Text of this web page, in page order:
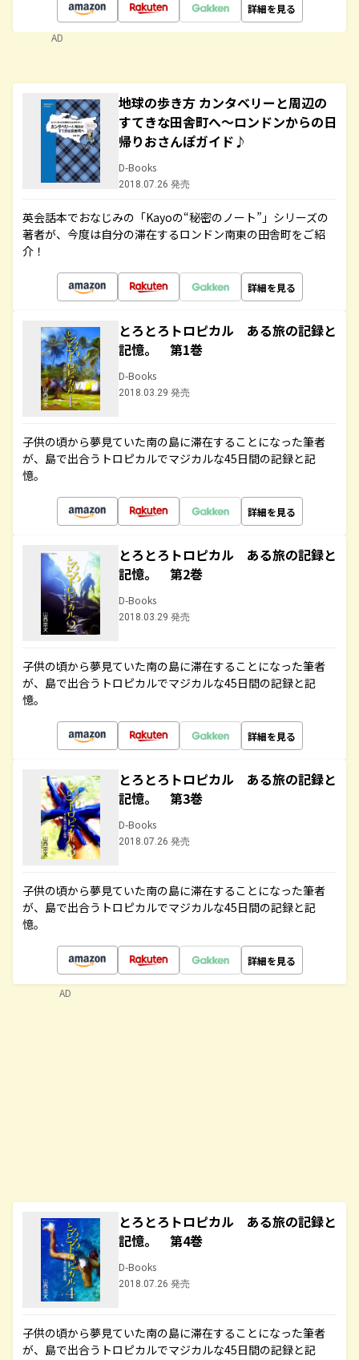
詳細を見る
AD
地球の歩き方 カンタベリーと周辺の
すてきな田舎町へ～ロンドンからの日
帰りおさんぽガイド♪
D-Books
2018.07.26 発売
英会話本でおなじみの「Kayoの“秘密のノート”」シリーズの
著者が、今度は自分の滞在するロンドン南東の田舎町をご紹
介！
詳細を見る
とろとろトロピカル ある旅の記録と
記憶。 第1巻
D-Books
2018.03.29 発売
子供の頃から夢見ていた南の島に滞在することになった筆者
が、島で出合うトロピカルでマジカルな45日間の記録と記
憶。
詳細を見る
とろとろトロピカル ある旅の記録と
記憶。 第2巻
D-Books
2018.03.29 発売
子供の頃から夢見ていた南の島に滞在することになった筆者
が、島で出合うトロピカルでマジカルな45日間の記録と記
憶。
詳細を見る
とろとろトロピカル ある旅の記録と
記憶。 第3巻
D-Books
2018.07.26 発売
子供の頃から夢見ていた南の島に滞在することになった筆者
が、島で出合うトロピカルでマジカルな45日間の記録と記
憶。
詳細を見る
とろとろトロピカル ある旅の記録と
記憶。 第4巻
D-Books
2018.07.26 発売
子供の頃から夢見ていた南の島に滞在することになった筆者
が、島で出合うトロピカルでマジカルな45日間の記録と記
AD